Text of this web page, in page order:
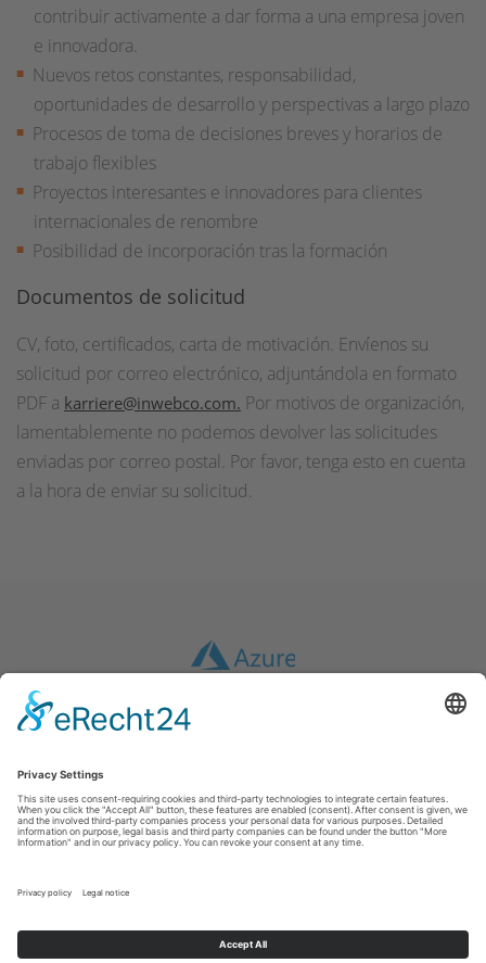
contribuir activamente a dar forma a una empresa joven
e innovadora.
Nuevos retos constantes, responsabilidad,
oportunidades de desarrollo y perspectivas a largo plazo
Procesos de toma de decisiones breves y horarios de
trabajo flexibles
Proyectos interesantes e innovadores para clientes
internacionales de renombre
Posibilidad de incorporación tras la formación
Documentos de solicitud
CV, foto, certificados, carta de motivación. Envíenos su
solicitud por correo electrónico, adjuntándola en formato
PDF a karriere@inwebco.com. Por motivos de organización,
lamentablemente no podemos devolver las solicitudes
enviadas por correo postal. Por favor, tenga esto en cuenta
a la hora de enviar su solicitud.
Pie de imprenta|GTC|Protección de datos|Descargo de responsabilidad
inwebco GmbH